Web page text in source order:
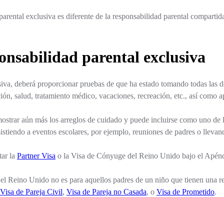
exclusiva es diferente de la responsabilidad parental
parental exclusiva
deberá proporcionar pruebas de que ha estado tomando todas
salud, tratamiento médico, vacaciones, recreación, etc., así como
aún más los arreglos de cuidado y puede incluirse como uno
a eventos escolares, por ejemplo, reuniones de padres o
la Partner Visa o la Visa de Cónyuge del Reino Unido bajo el
Reino Unido no es para aquellos padres de un niño que tienen
Visa de Pareja Civil, Visa de Pareja no Casada, o Visa de Prometido.